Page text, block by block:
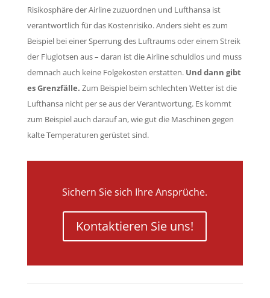
Risikosphäre der Airline zuzuordnen und Lufthansa ist
verantwortlich für das Kostenrisiko. Anders sieht es zum
Beispiel bei einer Sperrung des Luftraums oder einem Streik
der Fluglotsen aus – daran ist die Airline schuldlos und muss
demnach auch keine Folgekosten erstatten. Und dann gibt
es Grenzfälle. Zum Beispiel beim schlechten Wetter ist die
Lufthansa nicht per se aus der Verantwortung. Es kommt
zum Beispiel auch darauf an, wie gut die Maschinen gegen
kalte Temperaturen gerüstet sind.
Sichern Sie sich Ihre Ansprüche.
Kontaktieren Sie uns!